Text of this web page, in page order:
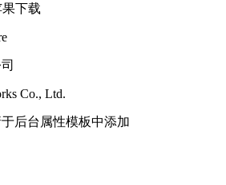
下载
Co., Ltd.
于后台属性模板中添加